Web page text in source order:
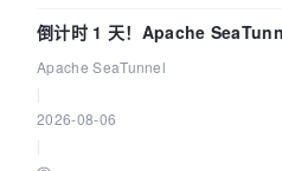
倒计时 1 天！Apache
Over Code Asia 2026
Apache SeaTunnel
2026-08-06